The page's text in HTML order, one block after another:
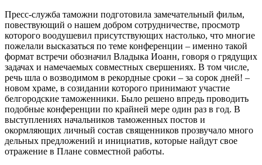
Пресс-служба таможни подготовила замечательный фильм,
повествующий о нашем добром сотрудничестве, просмотр
которого воодушевил присутствующих настолько, что многие
пожелали высказаться по теме конференции – именно такой
формат встречи обозначил Владыка Иоанн, говоря о грядущих
задачах и намечаемых совместных свершениях. В том числе,
речь шла о возводимом в рекордные сроки – за сорок дней! –
новом храме, в созидании которого принимают участие
белгородские таможенники. Было решено впредь проводить
подобные конференции по крайней мере один раз в год. В
выступлениях начальников таможенных постов и
окормляющих личный состав священников прозвучало много
дельных предложений и инициатив, которые найдут свое
отражение в Плане совместной работы.